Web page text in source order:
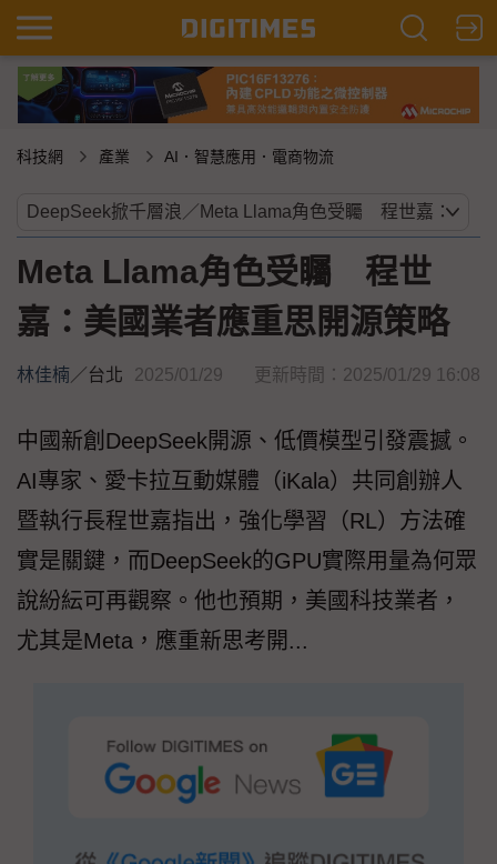
科技網 產業 AI．智慧應用．電商物流
Meta Llama角色受矚 程世
嘉：美國業者應重思開源策略
林佳楠／台北 2025/01/29 更新時間：2025/01/29 16:08
中國新創DeepSeek開源、低價模型引發震撼。
AI專家、愛卡拉互動媒體（iKala）共同創辦人
暨執行長程世嘉指出，強化學習（RL）方法確
實是關鍵，而DeepSeek的GPU實際用量為何眾
說紛紜可再觀察。他也預期，美國科技業者，
尤其是Meta，應重新思考開...